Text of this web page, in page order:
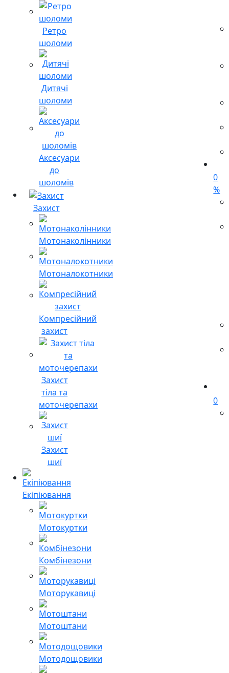
Ретро
шоломи
Дитячі
шоломи
Аксесуари
до
шоломів
Захист
Мотонаколінники
Мотоналокотники
Компресійний
захист
Захист
тіла та
моточерепахи
Захист
шиї
Екіпіювання
Мотокуртки
Комбінезони
Моторукавиці
Мотоштани
Мотодощовики
0
%
0